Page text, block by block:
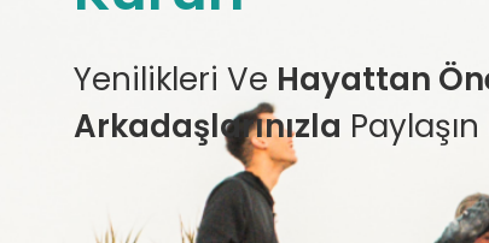
Yenilikleri Ve Hayattan
Arkadaşlarınızla Paylaşın